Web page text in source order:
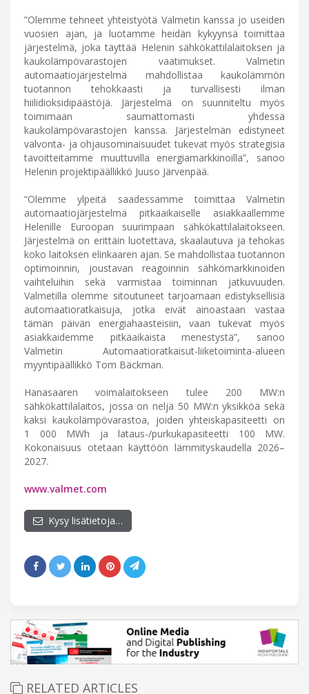
”Olemme tehneet yhteistyötä Valmetin kanssa jo useiden
vuosien ajan, ja luotamme heidän kykyynsä toimittaa
järjestelmä, joka täyttää Helenin sähkökattilalaitoksen ja
kaukolämpövarastojen vaatimukset. Valmetin
automaatiojärjestelmä mahdollistaa kaukolämmön
tuotannon tehokkaasti ja turvallisesti ilman
hiilidioksidipäästöjä. Järjestelmä on suunniteltu myös
toimimaan saumattomasti yhdessä
kaukolämpövarastojen kanssa. Järjestelmän edistyneet
valvonta- ja ohjausominaisuudet tukevat myös strategisia
tavoitteitamme muuttuvilla energiamarkkinoilla”, sanoo
Helenin projektipäällikkö Juuso Järvenpää.
“Olemme ylpeitä saadessamme toimittaa Valmetin
automaatiojärjestelmä pitkäaikaiselle asiakkaallemme
Helenille Euroopan suurimpaan sähkökattilalaitokseen.
Järjestelmä on erittäin luotettava, skaalautuva ja tehokas
koko laitoksen elinkaaren ajan. Se mahdollistaa tuotannon
optimoinnin, joustavan reagoinnin sähkömarkkinoiden
vaihteluihin sekä varmistaa toiminnan jatkuvuuden.
Valmetilla olemme sitoutuneet tarjoamaan edistyksellisiä
automaatioratkaisuja, jotka eivät ainoastaan vastaa
tämän päivän energiahaasteisiin, vaan tukevat myös
asiakkaidemme pitkäaikaista menestystä”, sanoo
Valmetin Automaatioratkaisut-liiketoiminta-alueen
myyntipäällikkö Tom Bäckman.
Hanasaaren voimalaitokseen tulee 200 MW:n
sähkökattilalaitos, jossa on neljä 50 MW:n yksikköä sekä
kaksi kaukolämpövarastoa, joiden yhteiskapasiteetti on
1 000 MWh ja lataus-/purkukapasiteetti 100 MW.
Kokonaisuus otetaan käyttöön lämmityskaudella 2026–
2027.
www.valmet.com
Kysy lisätietoja…
RELATED ARTICLES